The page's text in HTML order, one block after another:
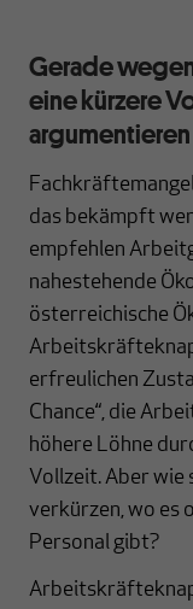
Gerade
eine kürzere
das bekämpft
empfehlen
nahestehende
österreichische
erfreulichen
Chance“, die
höhere Löhne
Vollzeit. Aber wie
verkürzen, wo es
Personal gibt?